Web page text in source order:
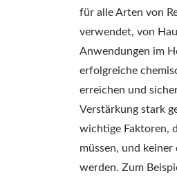
für alle Arten von
verwendet, von
Anwendungen im
erfolgreiche
erreichen und
Verstärkung stark
wichtige Faktoren,
müssen, und keiner
werden. Zum